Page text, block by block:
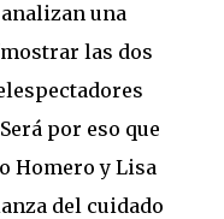
una
las dos
por eso que
Homero y Lisa
del cuidado